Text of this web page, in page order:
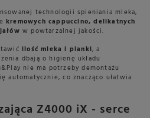
technologii spieniania mleka,
kremowych cappuccino, delikatnych
w powtarzalnej jakości.
ilość mleka i pianki, a
dbają o higienę układu
nie ma potrzeby demontażu
automatycznie, co znacząco ułatwia
Z4000 iX - serce